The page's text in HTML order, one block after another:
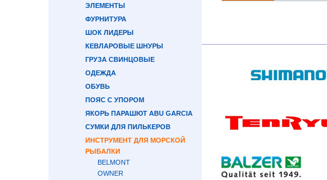
ЭЛЕМЕНТЫ
ФУРНИТУРА
ШОК ЛИДЕРЫ
КЕВЛАРОВЫЕ ШНУРЫ
ГРУЗА СВИНЦОВЫЕ
ОДЕЖДА
ОБУВЬ
ПОЯС С УПОРОМ
ЯКОРЬ ПАРАШЮТ ABU GARCIA
СУМКИ ДЛЯ ПИЛЬКЕРОВ
ИНСТРУМЕНТ ДЛЯ МОРСКОЙ
РЫБАЛКИ
BELMONT
OWNER